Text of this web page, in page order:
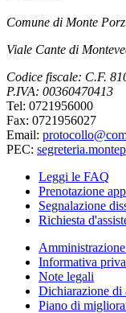
Comune di Monte
Viale Cante di
Codice fiscale: C.F.
P.IVA: 00360470413
Tel: 0721956000
Fax: 0721956027
Email:
PEC:
Leggi le FAQ
Prenotazione
Segnalazione
Richiesta
Informativa
Note legali
Dichiarazione di
Piano di